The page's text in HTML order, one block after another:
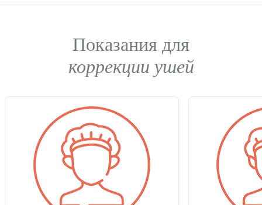
Оперативное лечение грыж
Лазерная хирургия
Лазерное лечение храпа
Лечение гипергидроза
Показания для
коррекции ушей